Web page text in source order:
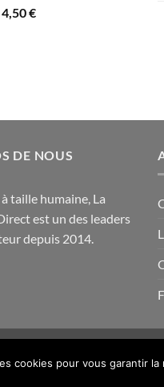
4,50€
DE NOUS
taille humaine, La
est un des leaders
depuis 2014.
cookies pour vous garantir